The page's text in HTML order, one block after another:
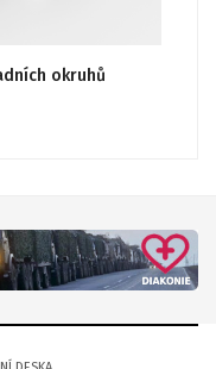
okruhů